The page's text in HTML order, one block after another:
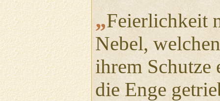
„Feierlichkeit
Nebel,
ihrem Schutze
die Enge